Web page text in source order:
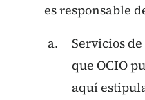
es responsable
Servicios
que OCIO
aquí